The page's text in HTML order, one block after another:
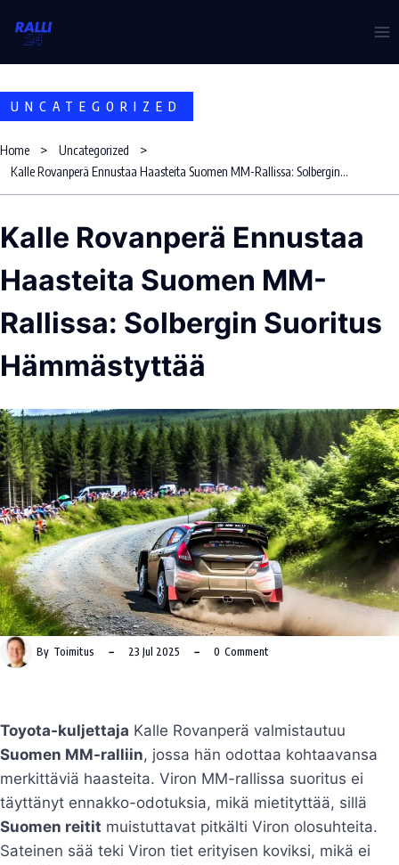
UNCATEGORIZED
Home
Uncategorized
Kalle Rovanperä Ennustaa Haasteita Suomen MM-Rallissa: Solbergin Suoritus Hämmästyttää
Kalle Rovanperä Ennustaa
Haasteita Suomen MM-
Rallissa: Solbergin Suoritus
Hämmästyttää
By Toimitus 23 Jul 2025 0 Comment
Toyota-kuljettaja Kalle Rovanperä valmistautuu
Suomen MM-ralliin, jossa hän odottaa kohtaavansa
merkittäviä haasteita. Viron MM-rallissa suoritus ei
täyttänyt ennakko-odotuksia, mikä mietityttää, sillä
Suomen reitit muistuttavat pitkälti Viron olosuhteita.
Sateinen sää teki Viron tiet erityisen koviksi, mikä ei